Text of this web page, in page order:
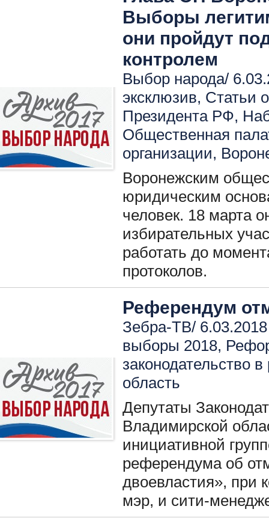
Выборы
они пройдут
контролем
Выбор народа/
эксклюзив, Статьи
Президента РФ,
Общественная
организации,
Воронежским
юридическим
человек. 18 марта
избирательных
работать до
протоколов.
Референдум
Зебра-ТВ/
выборы 2018,
законодательство в
область
Депутаты
Владимирской
инициативной
референдума об
двоевластия», при
мэр, и сити-